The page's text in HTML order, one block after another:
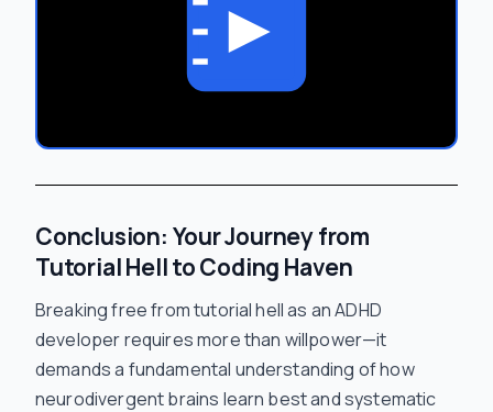
Conclusion: Your Journey from
Tutorial Hell to Coding Haven
Breaking free from tutorial hell as an ADHD
developer requires more than willpower—it
demands a fundamental understanding of how
neurodivergent brains learn best and systematic